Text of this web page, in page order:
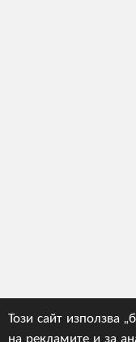
Този сайт използва
на рекламите и за